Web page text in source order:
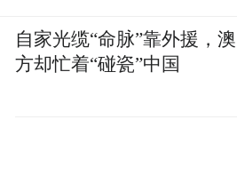
自家光缆“命脉”靠外援，澳
方却忙着“碰瓷”中国